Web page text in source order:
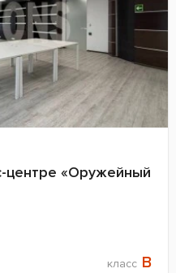
центре «Оружейный
класс B